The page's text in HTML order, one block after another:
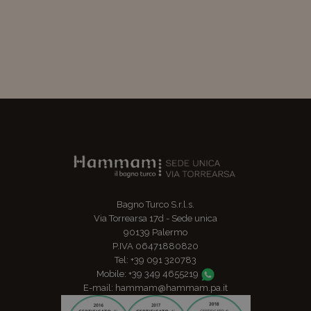
Bagno Turco S.r.l.s.
Via Torrearsa 17d - Sede unica
90139 Palermo
P.IVA 06471880820
Tel: +39 091 320783
Mobile: +39 349 4655219
E-mail: hammam@hammam.pa.it